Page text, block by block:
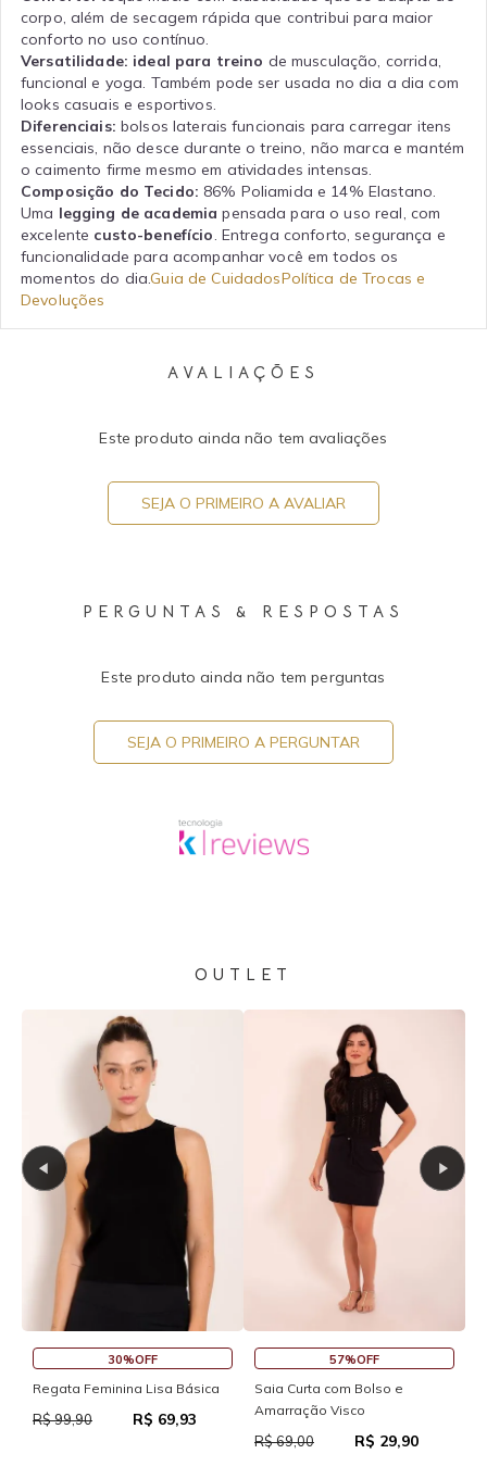
corpo, além de secagem rápida que contribui para maior
conforto no uso contínuo.
Versatilidade: ideal para treino de musculação, corrida,
funcional e yoga. Também pode ser usada no dia a dia com
looks casuais e esportivos.
Diferenciais: bolsos laterais funcionais para carregar itens
essenciais, não desce durante o treino, não marca e mantém
o caimento firme mesmo em atividades intensas.
Composição do Tecido: 86% Poliamida e 14% Elastano.
Uma legging de academia pensada para o uso real, com
excelente custo-benefício . Entrega conforto, segurança e
funcionalidade para acompanhar você em todos os
momentos do dia.Guia de CuidadosPolítica de Trocas e
Devoluções
AVALIAÇÕES
Este produto ainda não tem avaliações
SEJA O PRIMEIRO A AVALIAR
PERGUNTAS & RESPOSTAS
Este produto ainda não tem perguntas
SEJA O PRIMEIRO A PERGUNTAR
OUTLET
30%OFF
Regata Feminina Lisa Básica
R$ 99,90 R$ 69,93
57%OFF
Saia Curta com Bolso e
Amarração Visco
R$ 69,00 R$ 29,90